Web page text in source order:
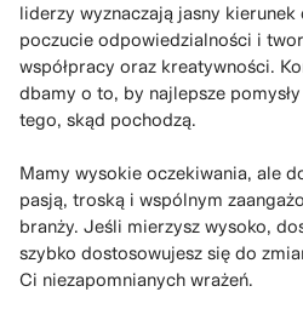
liderzy wyznaczają jasny kierunek
poczucie odpowiedzialności i
współpracy oraz kreatywności.
dbamy o to, by najlepsze
tego, skąd pochodzą.
Mamy wysokie oczekiwania, ale
pasją, troską i wspólnym
branży. Jeśli mierzysz wysoko,
szybko dostosowujesz się do
Ci niezapomnianych wrażeń.